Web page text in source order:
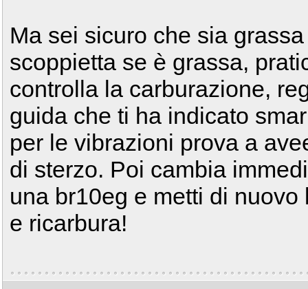
Ma sei sicuro che sia
scoppietta se è grassa,
controlla la carburazione,
guida che ti ha indicato
per le vibrazioni prova a
di sterzo. Poi cambia
una br10eg e metti di
e ricarbura!